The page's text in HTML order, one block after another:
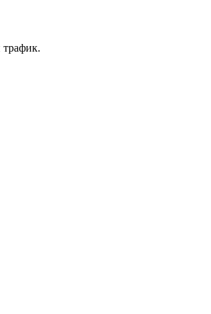
трафик.